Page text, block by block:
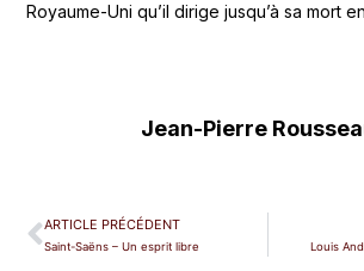
Royaume-Uni qu’il dirige jusqu’à sa mort
Jean-Pierre
ARTICLE PRÉCÉDENT
Saint-Saëns – Un esprit libre Louis